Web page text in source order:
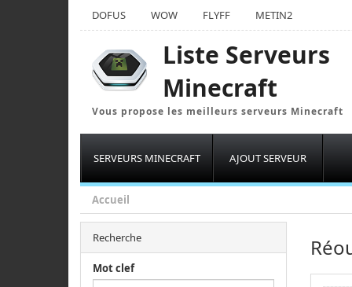
DOFUS WOW FLYFF METIN2
Liste Serveurs
Minecraft
Vous propose les meilleurs serveurs Minecraft
SERVEURS MINECRAFT AJOUT SERVEUR
Accueil
Recherche
Mot clef